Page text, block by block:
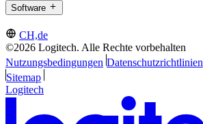
Software
CH,de
©2026 Logitech. Alle Rechte vorbehalten
Nutzungsbedingungen Datenschutzrichtlinien
Sitemap
Logitech